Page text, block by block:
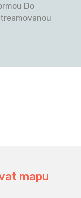
Do
mapu